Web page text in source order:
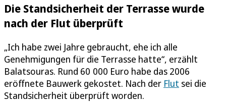
Die Standsicherheit der Terrasse wurde
nach der Flut überprüft
„Ich habe zwei Jahre gebraucht, ehe ich alle
Genehmigungen für die Terrasse hatte“, erzählt
Balatsouras. Rund 60 000 Euro habe das 2006
eröffnete Bauwerk gekostet. Nach der Flut sei die
Standsicherheit überprüft worden.